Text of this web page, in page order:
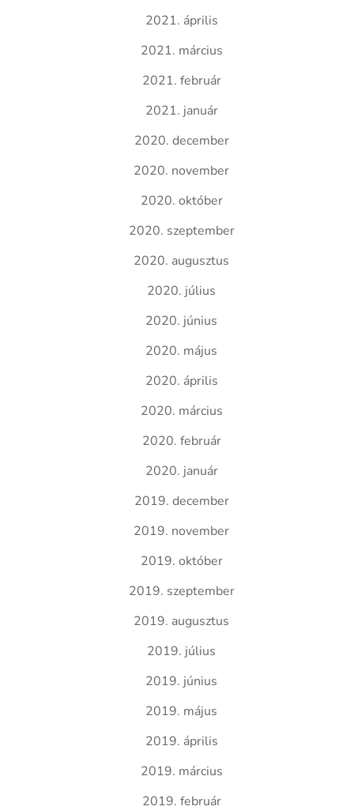
2021. április
2021. március
2021. február
2021. január
2020. december
2020. november
2020. október
2020. szeptember
2020. augusztus
2020. július
2020. június
2020. május
2020. április
2020. március
2020. február
2020. január
2019. december
2019. november
2019. október
2019. szeptember
2019. augusztus
2019. július
2019. június
2019. május
2019. április
2019. március
2019. február